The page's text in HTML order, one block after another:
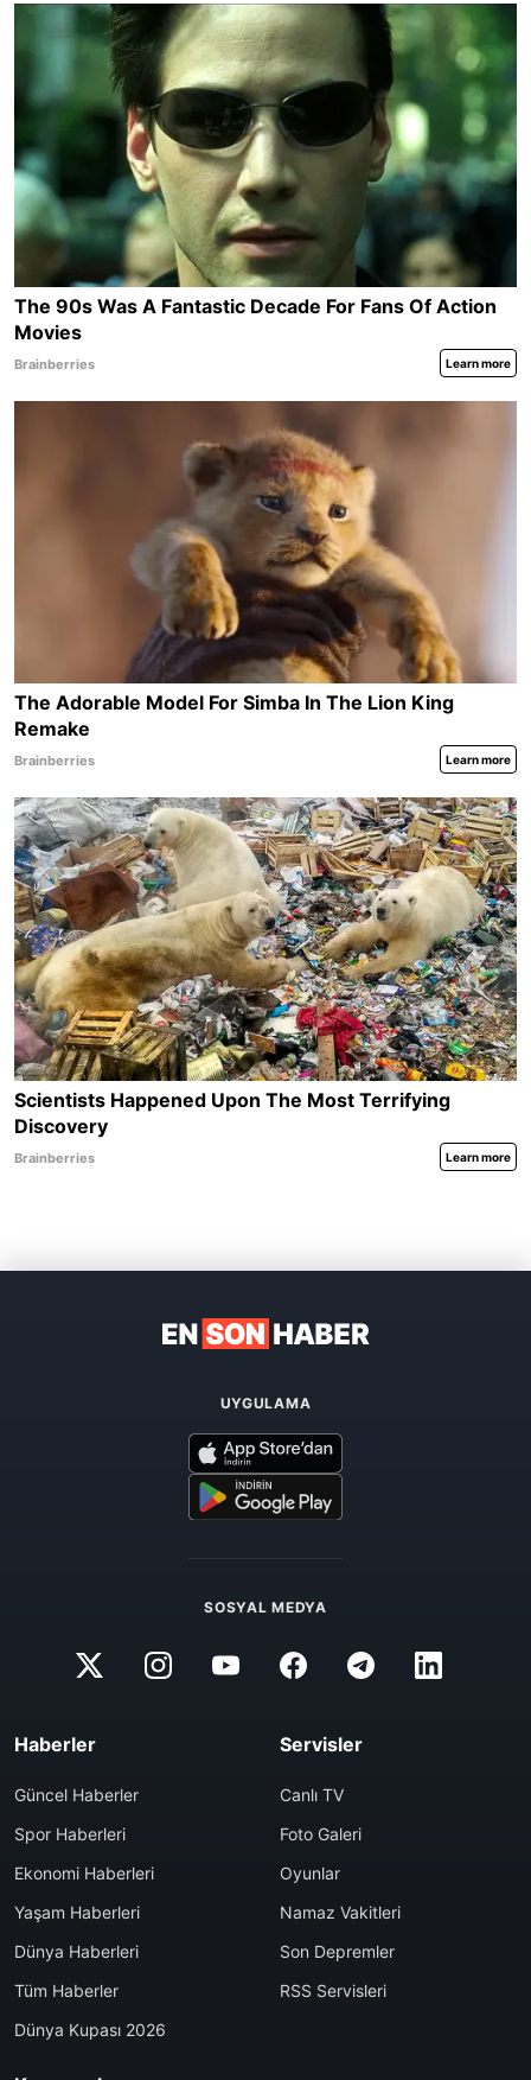
UYGULAMA
SOSYAL MEDYA
Haberler
Güncel Haberler
Spor Haberleri
Ekonomi Haberleri
Yaşam Haberleri
Dünya Haberleri
Tüm Haberler
Dünya Kupası 2026
Servisler
Canlı TV
Foto Galeri
Oyunlar
Namaz Vakitleri
Son Depremler
RSS Servisleri